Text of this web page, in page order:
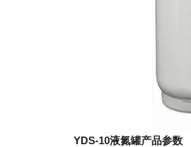
YDS-10液氮罐产品参数